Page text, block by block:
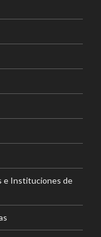
e Instituciones de